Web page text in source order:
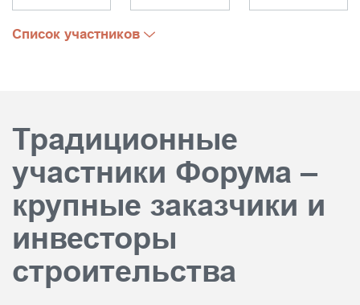
Список участников
Традиционные
участники Форума –
крупные заказчики и
инвесторы
строительства